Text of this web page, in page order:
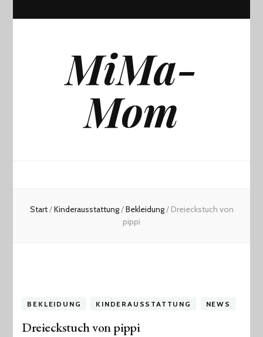
MiMa-
Mom
Start/Kinderausstattung/Bekleidung/ Dreieckstuch von
pippi
BEKLEIDUNG KINDERAUSSTATTUNG NEWS
Dreieckstuch von pippi